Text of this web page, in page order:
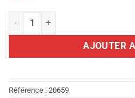
quantité de PISTOLET GC27
AJOUTER
Référence : 20659